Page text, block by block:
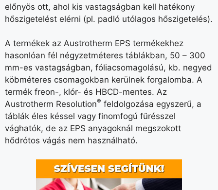
előnyös ott, ahol kis vastagságban kell hatékony
hőszigetelést elérni (pl. padló utólagos hőszigetelés).
A termékek az Austrotherm EPS termékekhez
hasonlóan fél négyzetméteres táblákban, 50 – 300
mm-es vastagságban, fóliacsomagolású, kb. negyed
köbméteres csomagokban kerülnek forgalomba. A
termék freon-, klór- és HBCD-mentes. Az
Austrotherm Resolution® feldolgozása egyszerű, a
táblák éles késsel vagy finomfogú fűrésszel
vághatók, de az EPS anyagoknál megszokott
hődrótos vágás nem használható.